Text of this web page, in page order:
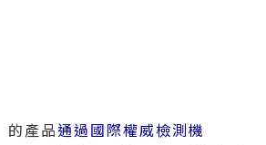
的產品通過國際權威檢測機